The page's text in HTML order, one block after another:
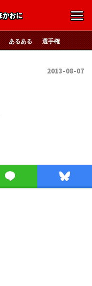
かおに
あるある 選手権
2013-08-07